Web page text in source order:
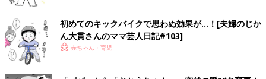
ついに到来！「ママかわいい」期！[夫婦
2018年3月に男の子を出産した、お笑いコンビ
初めてのキックバイクで思わぬ効果が…！[夫婦のじか
ん大貫さんのママ芸人日記#103]
赤ちゃん・育児